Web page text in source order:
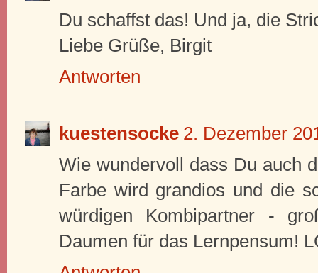
Du schaffst das! Und ja, die
Liebe Grüße, Birgit
Antworten
kuestensocke 2. Dezember
Wie wundervoll dass Du auch
Farbe wird grandios und die
würdigen Kombipartner -
Daumen für das Lernpensum!